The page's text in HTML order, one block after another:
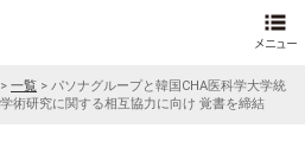
> 一覧 > パソナグループと韓国CHA医科学大学統
術研究に関する相互協力に向け 覚書を締結